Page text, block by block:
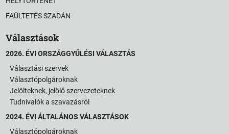
FAÜLTETÉS SZADÁN
Választások
2026. ÉVI ORSZÁGGYŰLÉSI VÁLASZTÁS
Választási szervek
Választópolgároknak
Jelölteknek, jelölő szervezeteknek
Tudnivalók a szavazásról
2024. ÉVI ÁLTALÁNOS VÁLASZTÁSOK
Választópolgároknak